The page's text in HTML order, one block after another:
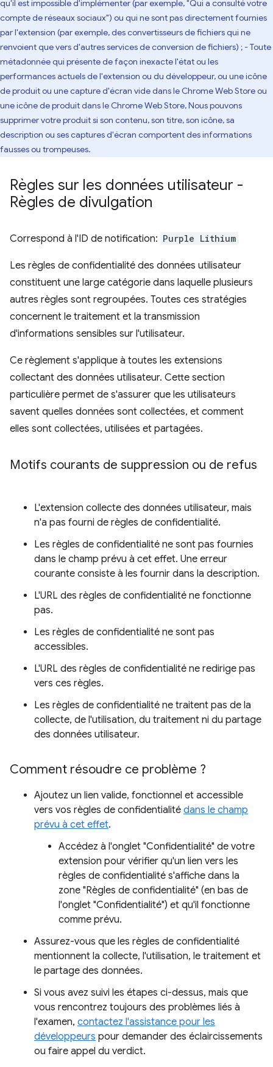
qu'il est impossible d'implémenter (par exemple, "Qui a consulté votre
compte de réseaux sociaux") ou qui ne sont pas directement fournies
par l'extension (par exemple, des convertisseurs de fichiers qui ne
renvoient que vers d'autres services de conversion de fichiers) ; - Toute
métadonnée qui présente de façon inexacte l'état ou les
performances actuels de l'extension ou du développeur, ou une icône
de produit ou une capture d'écran vide dans le Chrome Web Store ou
une icône de produit dans le Chrome Web Store, Nous pouvons
supprimer votre produit si son contenu, son titre, son icône, sa
description ou ses captures d'écran comportent des informations
fausses ou trompeuses.
Règles sur les données utilisateur -
Règles de divulgation
Correspond à l'ID de notification: Purple Lithium
Les règles de confidentialité des données utilisateur
constituent une large catégorie dans laquelle plusieurs
autres règles sont regroupées. Toutes ces stratégies
concernent le traitement et la transmission
d'informations sensibles sur l'utilisateur.
Ce règlement s'applique à toutes les extensions
collectant des données utilisateur. Cette section
particulière permet de s'assurer que les utilisateurs
savent quelles données sont collectées, et comment
elles sont collectées, utilisées et partagées.
Motifs courants de suppression ou de refus
L'extension collecte des données utilisateur, mais
n'a pas fourni de règles de confidentialité.
Les règles de confidentialité ne sont pas fournies
dans le champ prévu à cet effet. Une erreur
courante consiste à les fournir dans la description.
L'URL des règles de confidentialité ne fonctionne
pas.
Les règles de confidentialité ne sont pas
accessibles.
L'URL des règles de confidentialité ne redirige pas
vers ces règles.
Les règles de confidentialité ne traitent pas de la
collecte, de l'utilisation, du traitement ni du partage
des données utilisateur.
Comment résoudre ce problème ?
Ajoutez un lien valide, fonctionnel et accessible
vers vos règles de confidentialité dans le champ
prévu à cet effet.
Accédez à l'onglet "Confidentialité" de votre
extension pour vérifier qu'un lien vers les
règles de confidentialité s'affiche dans la
zone "Règles de confidentialité" (en bas de
l'onglet "Confidentialité") et qu'il fonctionne
comme prévu.
Assurez-vous que les règles de confidentialité
mentionnent la collecte, l'utilisation, le traitement et
le partage des données.
Si vous avez suivi les étapes ci-dessus, mais que
vous rencontrez toujours des problèmes liés à
l'examen, contactez l'assistance pour les
développeurs pour demander des éclaircissements
ou faire appel du verdict.